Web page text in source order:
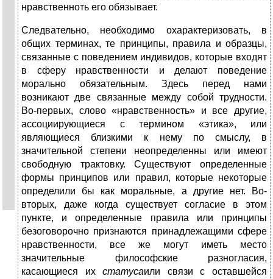
нравственноть его обязывает.
Следвательно, необходимо охарактеризовать, в
общих терминах, те принципы, правила и образцы,
связанные с поведением индивидов, которые входят
в сферу нравственности и делают поведение
морально обязательным. Здесь перед нами
возникают две связанные между собой трудности.
Во-первых, слово «нравственность» и все другие,
ассоциирующиеся с термином «этика», или
являющиеся близкими к нему по смыслу, в
значительной степени неопределенны или имеют
свободную трактовку. Существуют определенные
формы принципов или правил, которые некоторые
определили бы как моральные, а другие нет. Во-
вторых, даже когда существует согласие в этом
пункте, и определенные правила или принципы
безоговорочно признаются принадлежащими сфере
нравственности, все же могут иметь место
значительные философские разногласия,
касающиеся ихстатусаили связи с оставшейся